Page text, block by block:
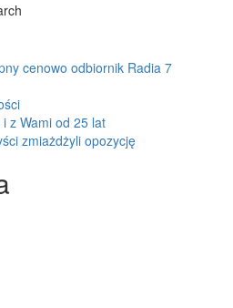
cenowo odbiornik Radia 7
i z Wami od 25 lat
zmiażdżyli opozycję